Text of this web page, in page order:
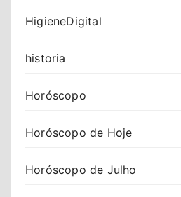
HigieneDigital
historia
Horóscopo
Horóscopo de Hoje
Horóscopo de Julho